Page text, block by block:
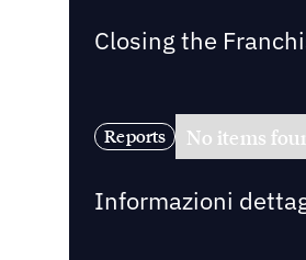
Closing the
Reports No items
Informazioni